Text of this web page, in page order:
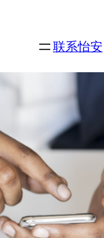
联系怡安